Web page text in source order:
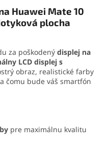
Huawei Mate 10
plocha
za poškodený displej na
LCD displej s
obraz, realistické farby
čomu bude váš smartfón
pre maximálnu kvalitu